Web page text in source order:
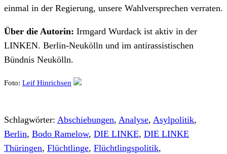
einmal in der Regierung, unsere Wahlversprechen verraten.
Über die Autorin: Irmgard Wurdack ist aktiv in der
LINKEN. Berlin-Neukölln und im antirassistischen
Bündnis Neukölln.
Foto: Leif Hinrichsen
Schlagwörter: Abschiebungen, Analyse, Asylpolitik,
Berlin, Bodo Ramelow, DIE LINKE, DIE LINKE
Thüringen, Flüchtlinge, Flüchtlingspolitik,